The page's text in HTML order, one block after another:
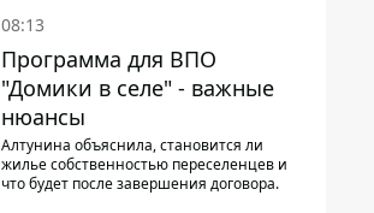
08:13
Программа для ВПО
"Домики в селе" - важные
нюансы
Алтунина объяснила, становится ли
жилье собственностью переселенцев и
что будет после завершения договора.